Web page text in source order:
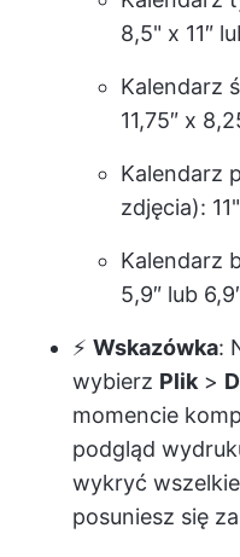
8,5" x 11″
Kalendarz
11,75″ x
Kalendarz
zdjęcia):
Kalendarz
5,9″ lub
⚡️ Wskazówka:
wybierz Plik >
momencie
podgląd
wykryć
posuniesz się